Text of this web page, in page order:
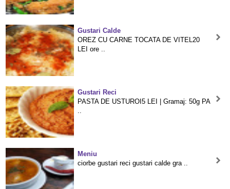
Gustari Calde
OREZ CU CARNE TOCATA DE VITEL20
LEI ore ..
Gustari Reci
PASTA DE USTUROI5 LEI | Gramaj: 50g PA
Meniu
ciorbe gustari reci gustari calde gra ..